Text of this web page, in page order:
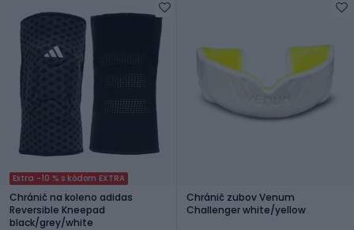
Extra -10 % s kódom EXTRA
Chránič na koleno adidas
Reversible Kneepad
black/grey/white
Chránič zubov Venum
Challenger white/yellow